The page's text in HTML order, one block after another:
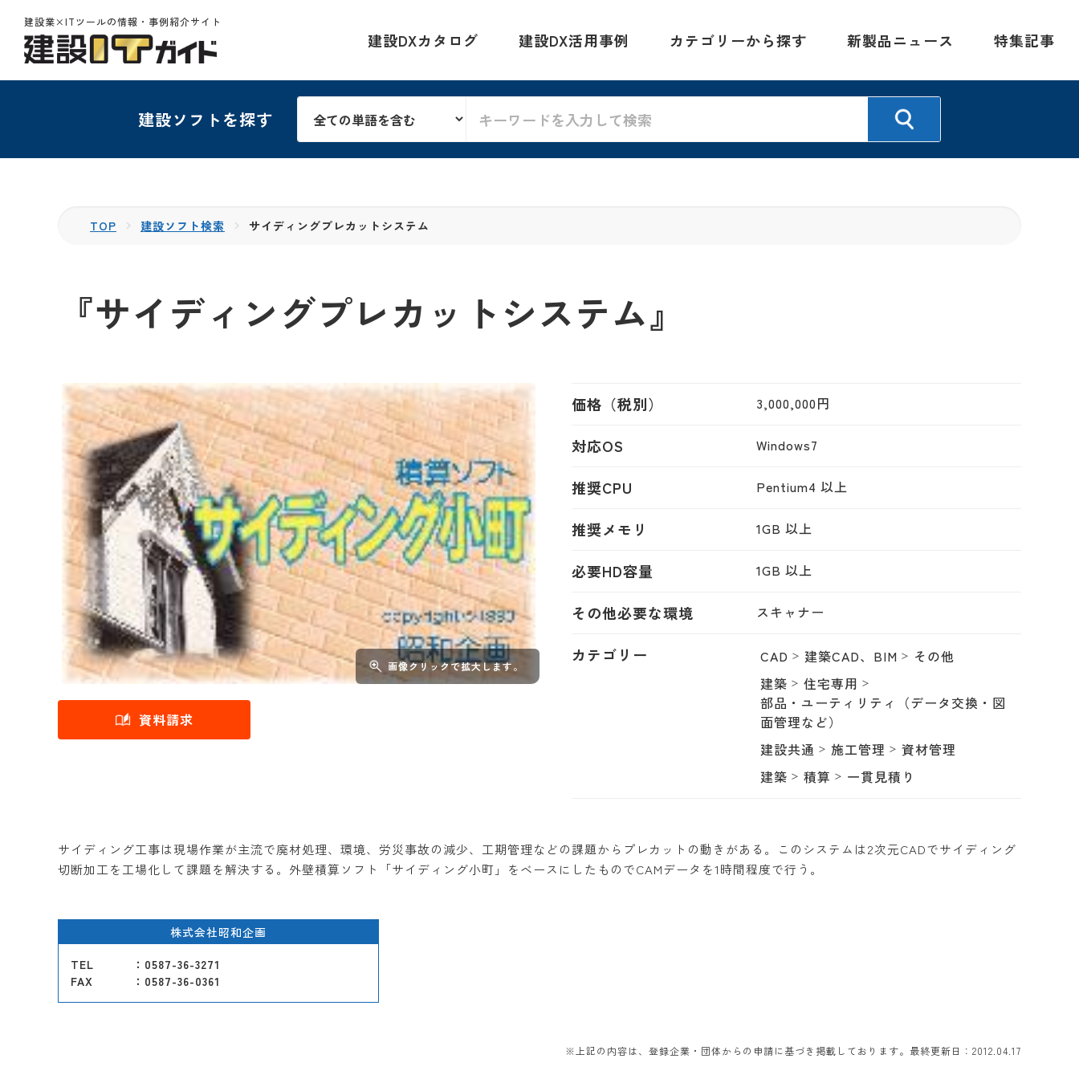
建設業×ITツールの情報・事例紹介サイト
建設DXカタログ 建設DX活用事例 カテゴリーから探す 新製品ニュース 特集記事
建設ソフトを探す
TOP 建設ソフト検索 サイディングプレカットシステム
『サイディングプレカットシステム』
画像クリックで拡大します。
資料請求
価格（税別） 3,000,000円
対応OS Windows7
推奨CPU Pentium4 以上
推奨メモリ 1GB 以上
必要HD容量 1GB 以上
その他必要な環境 スキャナー
カテゴリー CAD 建築CAD、BIM
その他
建築
住宅専用
部品・ユーティリティ（データ交換・図
面管理など）
建設共通
施工管理
資材管理
建築
積算 一貫見積り
サイディング工事は現場作業が主流で廃材処理、環境、労災事故の減少、工期管理などの課題からプレカットの動きがある。このシステムは2次元CADでサイディング
切断加工を工場化して課題を解決する。外壁積算ソフト「サイディング小町」をベースにしたものでCAMデータを1時間程度で行う。
株式会社昭和企画
TEL
：0587-36-3271
FAX
：0587-36-0361
※上記の内容は、登録企業・団体からの申請に基づき掲載しております。最終更新日：2012.04.17